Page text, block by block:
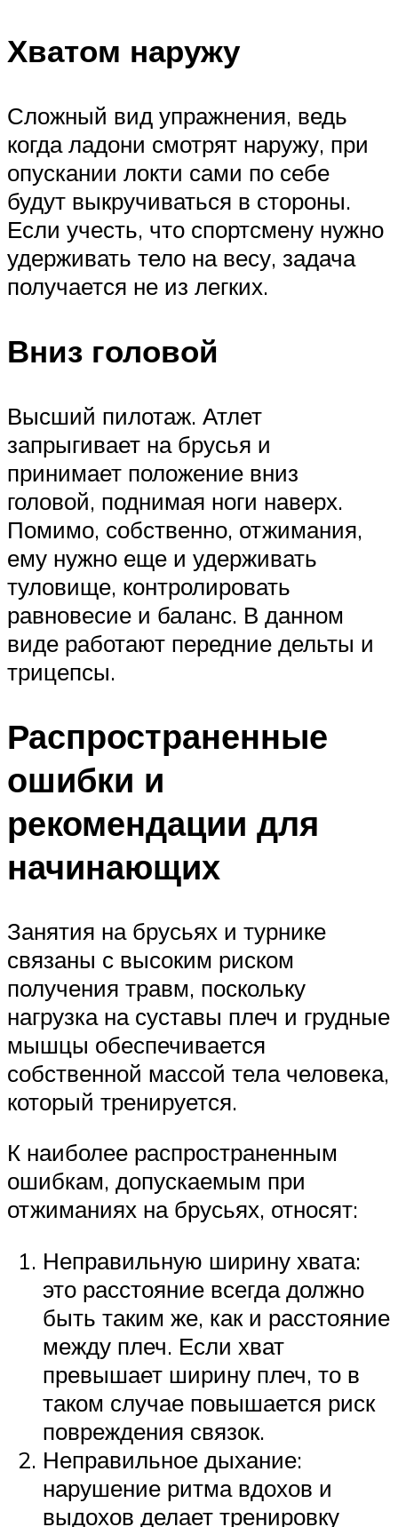
Хватом наружу
Сложный вид упражнения, ведь
когда ладони смотрят наружу, при
опускании локти сами по себе
будут выкручиваться в стороны.
Если учесть, что спортсмену нужно
удерживать тело на весу, задача
получается не из легких.
Вниз головой
Высший пилотаж. Атлет
запрыгивает на брусья и
принимает положение вниз
головой, поднимая ноги наверх.
Помимо, собственно, отжимания,
ему нужно еще и удерживать
туловище, контролировать
равновесие и баланс. В данном
виде работают передние дельты и
трицепсы.
Распространенные
ошибки и
рекомендации для
начинающих
Занятия на брусьях и турнике
связаны с высоким риском
получения травм, поскольку
нагрузка на суставы плеч и грудные
мышцы обеспечивается
собственной массой тела человека,
который тренируется.
К наиболее распространенным
ошибкам, допускаемым при
отжиманиях на брусьях, относят:
Неправильную ширину хвата:
это расстояние всегда должно
быть таким же, как и расстояние
между плеч. Если хват
превышает ширину плеч, то в
таком случае повышается риск
повреждения связок.
Неправильное дыхание:
нарушение ритма вдохов и
выдохов делает тренировку